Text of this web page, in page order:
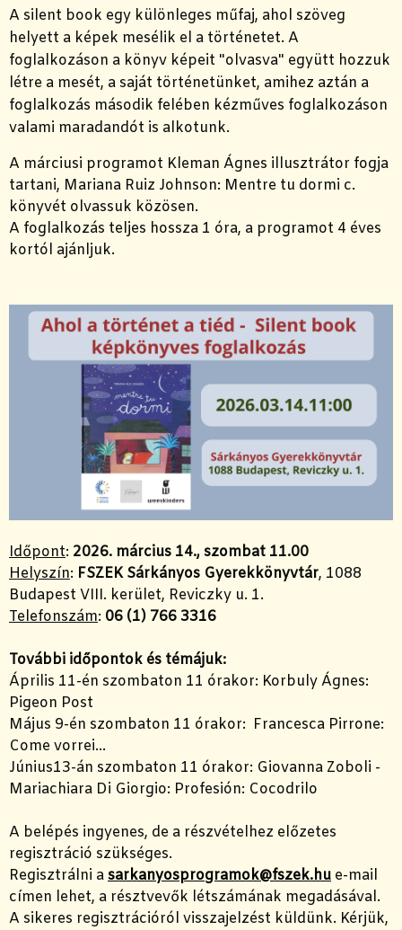
A silent book egy különleges műfaj, ahol szöveg
helyett a képek mesélik el a történetet. A
foglalkozáson a könyv képeit "olvasva" együtt hozzuk
létre a mesét, a saját történetünket, amihez aztán a
foglalkozás második felében kézműves foglalkozáson
valami maradandót is alkotunk.
A márciusi programot Kleman Ágnes illusztrátor fogja
tartani, Mariana Ruiz Johnson: Mentre tu dormi c.
könyvét olvassuk közösen.
A foglalkozás teljes hossza 1 óra, a programot 4 éves
kortól ajánljuk.
Időpont: 2026. március 14., szombat 11.00
Helyszín: FSZEK Sárkányos Gyerekkönyvtár, 1088
Budapest VIII. kerület, Reviczky u. 1.
Telefonszám: 06 (1) 766 3316
További időpontok és témájuk:
Április 11-én szombaton 11 órakor: Korbuly Ágnes:
Pigeon Post
Május 9-én szombaton 11 órakor: Francesca Pirrone:
Come vorrei...
Június13-án szombaton 11 órakor: Giovanna Zoboli -
Mariachiara Di Giorgio: Profesión: Cocodrilo
A belépés ingyenes, de a részvételhez előzetes
regisztráció szükséges.
Regisztrálni asarkanyosprogramok@fszek.hu e-mail
címen lehet, a résztvevők létszámának megadásával.
A sikeres regisztrációról visszajelzést küldünk. Kérjük,